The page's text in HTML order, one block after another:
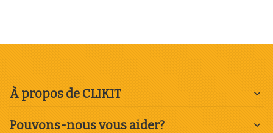
À propos de CLIKIT
Pouvons-nous vous aider?